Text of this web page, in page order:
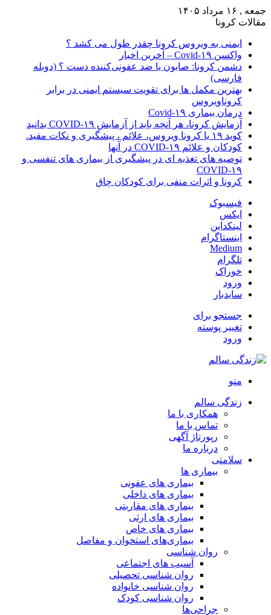
جمعه , ۱۶ مرداد ۱۴۰۵
مقالات کرونا
ایمنی به ویروس کرونا چقدر طول می کشد ؟
واکسن Covid-۱۹ – آخرین اخبار
دشمن کرونا: صابون یا ضد عفونی‌کننده دست ؟ (دوبله
فارسی)
بهترین مکمل ها برای تقویت سیستم ایمنی در برابر
کروناویروس
درمان بیماری Covid-۱۹
آزمایش کرونا، هر آنچه باید از آزمایش COVID-۱۹ بدانید
کوید ۱۹ یا کرونا ویروس، علائم ، پیشگیری و نکات مفید.
کودکان و علائم COVID-۱۹ در آنها
توصیه های تغذیه ای در پیشگیری از بیماری های تنفسی و
COVID-۱۹
کرونا و اثرات منفی برای کودکان چاق
فیسبوک
ایکس
لینکداین
اینستاگرام
Medium
تلگرام
خوراک
ورود
سایدبار
جستجو برای
تغییر پوسته
ورود
منو
زندگی سالم
همکاری با ما
تماس با ما
رپورتاژ آگهی
درباره ما
سلامتی
بیماری ها
بیماری های عفونی
بیماری های داخلی
بیماری های مقاربتی
بیماری های ارثی
بیماری های خاص
بیماری‌های استخوان و مفاصل
روان شناسی
آسیب های اجتماعی
روان شناسی تحصیلی
روان شناسی خانواده
روان شناسی کودک
جراحی‌ها